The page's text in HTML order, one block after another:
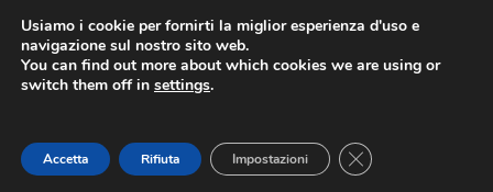
Salta
contenuto
giovedì, Agosto 6, 2026
Ultimo: Pizza a Corte
Menopausa, una forma smagliante senza età
Capodimonte, ritorna la tavola di corte
Usiamo i cookie per fornirti la miglior esperienza d'uso e
navigazione sul nostro sito web.
You can find out more about which cookies we are using or
switch them off in settings.
Accetta Rifiuta Impostazioni Close GDPR